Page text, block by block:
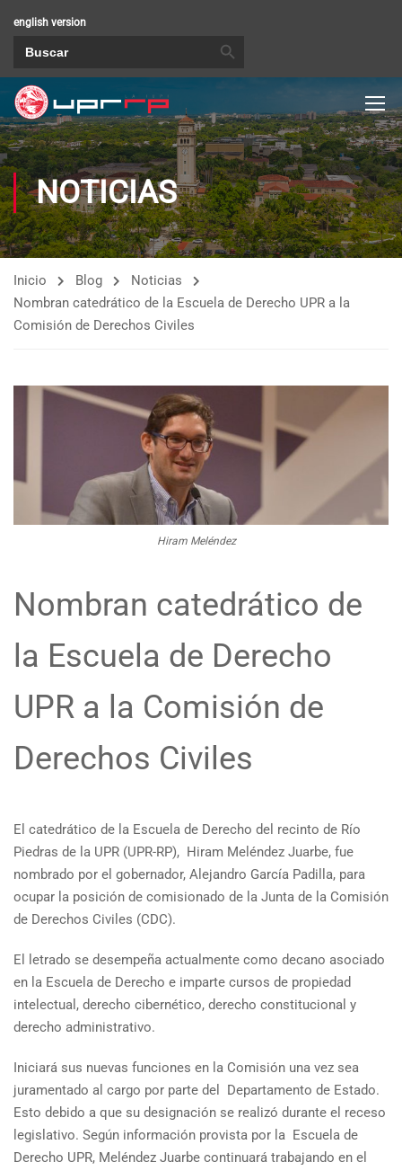
english version
NOTICIAS
Inicio Blog
Noticias
Nombran catedrático de la Escuela de Derecho UPR a la
Comisión de Derechos Civiles
Hiram Meléndez
Nombran catedrático de
la Escuela de Derecho
UPR a la Comisión de
Derechos Civiles
El catedrático de la Escuela de Derecho del recinto de Río
Piedras de la UPR (UPR-RP), Hiram Meléndez Juarbe, fue
nombrado por el gobernador, Alejandro García Padilla, para
ocupar la posición de comisionado de la Junta de la Comisión
de Derechos Civiles (CDC).
El letrado se desempeña actualmente como decano asociado
en la Escuela de Derecho e imparte cursos de propiedad
intelectual, derecho cibernético, derecho constitucional y
derecho administrativo.
Iniciará sus nuevas funciones en la Comisión una vez sea
juramentado al cargo por parte del Departamento de Estado.
Esto debido a que su designación se realizó durante el receso
legislativo. Según información provista por la Escuela de
Derecho UPR, Meléndez Juarbe continuará trabajando en el